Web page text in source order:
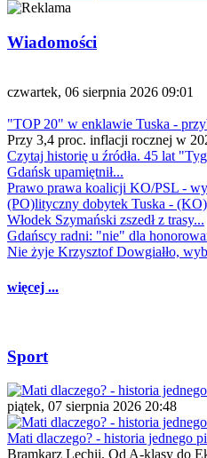
Wiadomości
czwartek, 06 sierpnia 2026 09:01
"TOP 20" w enklawie Tuska -
Przy 3,4 proc. inflacji rocznej w
Czytaj historię u źródła. 45 lat
Gdańsk upamiętnił...
Prawo prawa koalicji KO/PSL -
(PO)lityczny dobytek Tuska -
Włodek Szymański zszedł z trasy...
Gdańscy radni: "nie" dla
Nie żyje Krzysztof Dowgiałło,
więcej ...
Sport
piątek, 07 sierpnia 2026 20:48
Mati dlaczego? - historia jednego
Bramkarz Lechii. Od A-klasy do